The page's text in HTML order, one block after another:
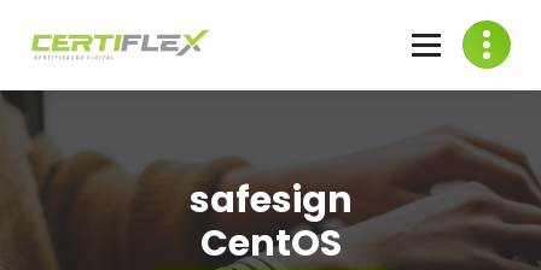
safesign
CentOS